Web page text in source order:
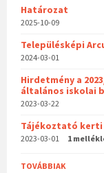
Határozat
2025-10-09
Településképi
2024-03-01
Hirdetmény a
általános iskolai
2023-03-22
Tájékoztató
2023-03-01 1
TOVÁBBIAK